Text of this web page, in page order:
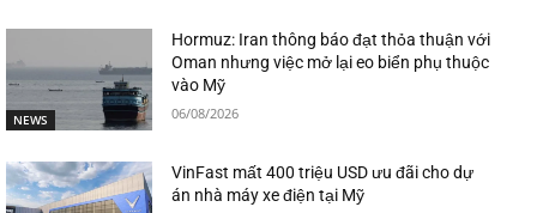
NEWS
Hormuz: Iran thông báo đạt thỏa thuận với
Oman nhưng việc mở lại eo biển phụ thuộc
vào Mỹ
06/08/2026
VinFast mất 400 triệu USD ưu đãi cho dự
án nhà máy xe điện tại Mỹ